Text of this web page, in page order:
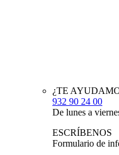
¿TE
932 90 24 00
De lunes a
ESCRÍBENOS
Formulario de